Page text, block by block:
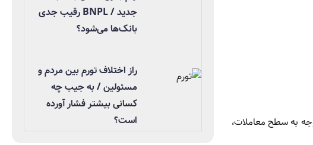
به سطح معاملات،
جدید / BNPL رقیب جدی
بانک‌ها می‌شود؟
راز اختلاف تورم بین مردم و
مسئولین / به جیب چه
کسانی بیشتر فشار آورده
است؟